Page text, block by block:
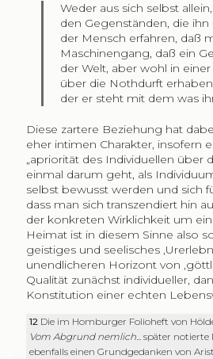
Weder aus sich selbst
den Gegenständen, die
der Mensch erfahren, daß
Maschinengang, daß ein
der Welt, aber wohl in
über die Nothdurft
der er steht mit dem was
Diese zartere Beziehung hat
eher intimen Charakter, insofern
„apriorität des Individuellen über
einmal darum geht, als
selbst bewusst werden und sich
dass man sich transzendiert hin
der konkreten Wirklichkeit um
Heimat ist in diesem Sinne also
geistiges und seelisches
unendlicheren Horizont von
Qualität zunächst individueller,
Konstitution einer echten
12 Die im Homburger Folioheft von
Vom Abgrund nemlich... später
ebenfalls einen Grundgedanken von